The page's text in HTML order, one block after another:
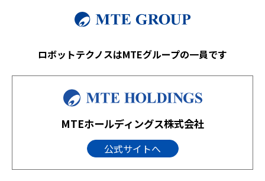
ロボットテクノスはMTEグループの一員です
MTEホールディングス株式会社
公式サイトへ